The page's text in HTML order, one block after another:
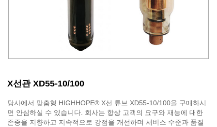
X선관 XD55-10/100
당사에서 맞춤형 HIGHHOPE® X선 튜브 XD55-10/100을 구매하시
면 안심하실 수 있습니다. 회사는 항상 고객의 요구와 재능에 대한
존중을 지향하고 지속적으로 강점을 개선하며 서비스 수준과 품질